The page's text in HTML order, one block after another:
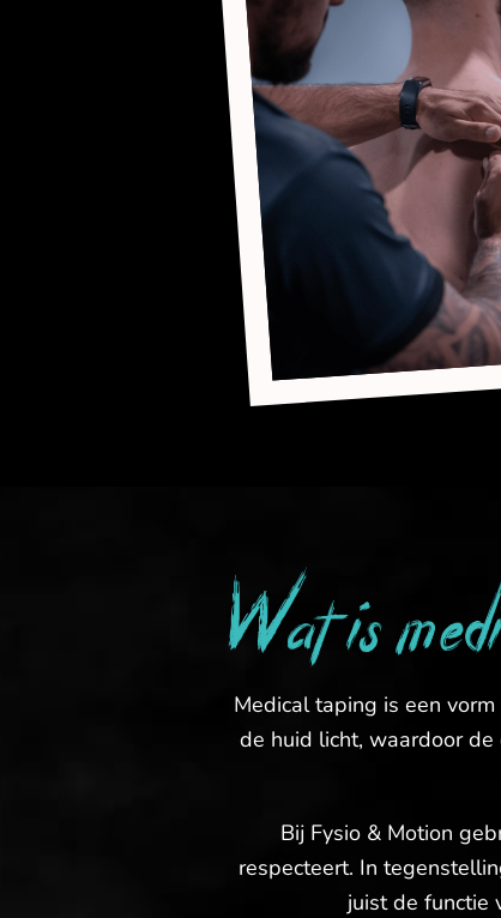
Wat is
Medical taping is een
de huid licht, waardoor
Bij Fysio & Motion
respecteert. In
juist de functie